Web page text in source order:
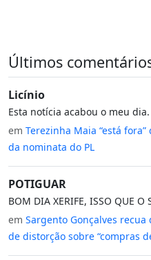
Últimos
Licínio
Esta notícia acabou o meu dia.
em Terezinha Maia “está
da nominata do PL
POTIGUAR
BOM DIA XERIFE, ISSO QUE O
em Sargento Gonçalves
de distorção sobre “compras